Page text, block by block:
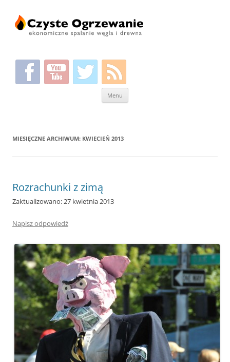
Menu
MIESIĘCZNE ARCHIWUM: KWIECIEŃ 2013
Rozrachunki z zimą
Zaktualizowano: 27 kwietnia 2013
Napisz odpowiedź